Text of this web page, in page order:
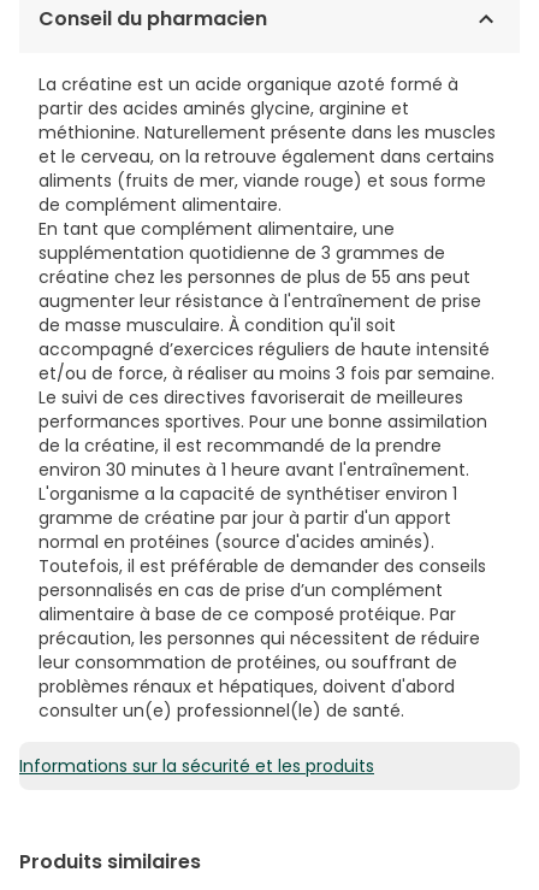
Créatine monohydrate, antiagglomérant : mono et
de fer jaune.
Conseil du pharmacien
La créatine est un acide organique azoté formé à
partir des acides aminés glycine, arginine et
méthionine. Naturellement présente dans les muscles
et le cerveau, on la retrouve également dans certains
aliments (fruits de mer, viande rouge) et sous forme
de complément alimentaire.
En tant que complément alimentaire, une
supplémentation quotidienne de 3 grammes de
créatine chez les personnes de plus de 55 ans peut
augmenter leur résistance à l'entraînement de prise
de masse musculaire. À condition qu'il soit
accompagné d’exercices réguliers de haute intensité
et/ou de force, à réaliser au moins 3 fois par semaine.
Le suivi de ces directives favoriserait de meilleures
performances sportives. Pour une bonne assimilation
de la créatine, il est recommandé de la prendre
environ 30 minutes à 1 heure avant l'entraînement.
L'organisme a la capacité de synthétiser environ 1
gramme de créatine par jour à partir d'un apport
normal en protéines (source d'acides aminés).
Toutefois, il est préférable de demander des conseils
personnalisés en cas de prise d’un complément
alimentaire à base de ce composé protéique. Par
précaution, les personnes qui nécessitent de réduire
leur consommation de protéines, ou souffrant de
problèmes rénaux et hépatiques, doivent d'abord
consulter un(e) professionnel(le) de santé.
Informations sur la sécurité et les produits
Produits similaires